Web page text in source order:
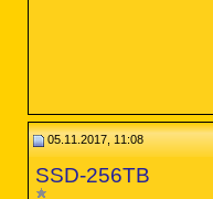
05.11.2017, 11:08
SSD-256TB